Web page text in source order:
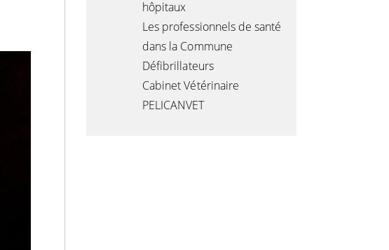
hôpitaux
Les professionnels de santé
dans la Commune
Défibrillateurs
Cabinet Vétérinaire
PELICANVET